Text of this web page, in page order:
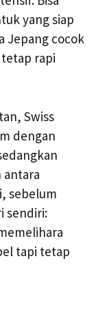
yang siap
Jepang cocok
rapi
Swiss
dengan
antara
sebelum
sendiri:
tapi tetap